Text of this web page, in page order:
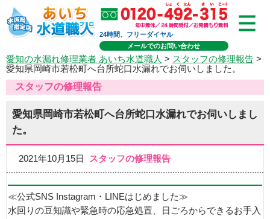
24時間、フリーダイヤル
メールでのお問い合わせ
愛知の水漏れ修理業者 あいち水道職人 > スタッフの修理報告 >
愛知県岡崎市若松町へ台所蛇口水漏れでお伺いしました。
スタッフの修理報告
愛知県岡崎市若松町へ台所蛇口水漏れでお伺いしまし
た。
2021年10月15日 スタッフの修理報告
≪公式SNS Instagram・LINEはじめました≫
水回りの豆知識や緊急時の応急処置、日ごろからできるお手入